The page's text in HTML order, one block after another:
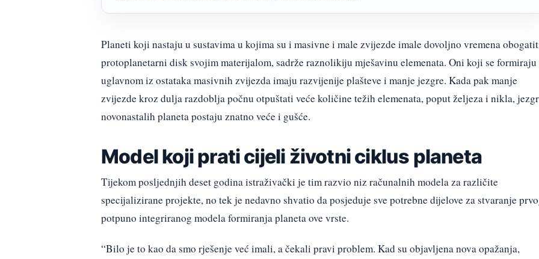
Planeti koji nastaju u sustavima u kojima su i masivne i male zvijezde imale dovoljno vremena
protoplanetarni disk svojim materijalom, sadrže raznolikiju mješavinu elemenata. Oni koji se formiraju
uglavnom iz ostataka masivnih zvijezda imaju razvijenije plašteve i manje jezgre. Kada pak manje
zvijezde kroz dulja razdoblja počnu otpuštati veće količine težih elemenata, poput željeza i nikla,
novonastalih planeta postaju znatno veće i gušće.
Model koji prati cijeli životni ciklus planeta
Tijekom posljednjih deset godina istraživački je tim razvio niz računalnih modela za različite
specijalizirane projekte, no tek je nedavno shvatio da posjeduje sve potrebne dijelove za stvaranje
potpuno integriranog modela formiranja planeta ove vrste.
“Bilo je to kao da smo rješenje već imali, a čekali pravi problem. Kad su objavljena nova opažanja,